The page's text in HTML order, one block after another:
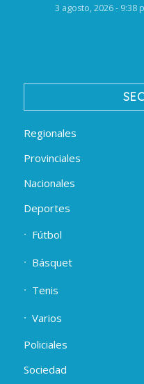
3 agosto, 2026 - 9:38
Regionales
Provinciales
Nacionales
Deportes
Fútbol
Básquet
Tenis
Varios
Policiales
Sociedad